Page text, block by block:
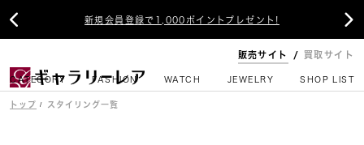
新規会員登録で1,000ポイントプレゼント!
 
販売サイト 買取サイト
CATEGORY FASHION WATCH JEWELRY SHOP LIST
トップ スタイリング一覧